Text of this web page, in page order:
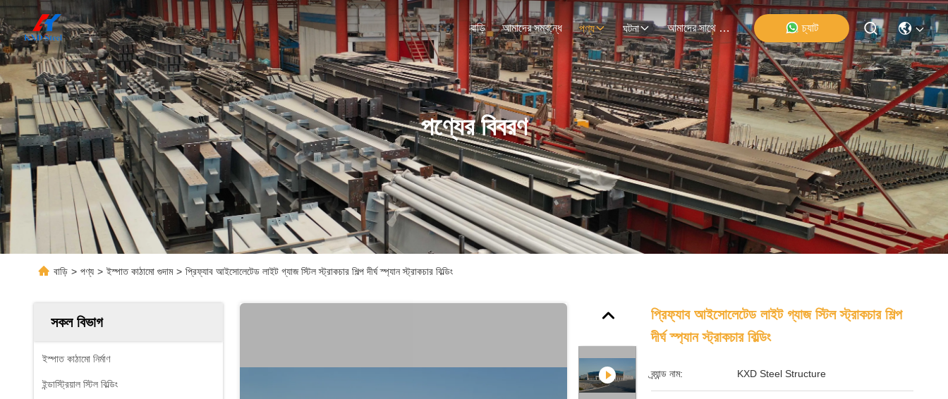
বাড়ি আমাদের সম্বন্ধে পণ্য ঘটনা আমাদের সাথে যোগাযোগ চ্যাট
পণ্যের বিবরণ
বাড়ি > পণ্য > ইস্পাত কাঠামো গুদাম > প্রিফ্যাব আইসোলেটেড লাইট গ্যাজ স্টিল স্ট্রাকচার শিল্প দীর্ঘ স্প্যান স্ট্রাকচার বিল্ডিং
সকল বিভাগ
ইস্পাত কাঠামো নির্মাণ
ইন্ডাস্ট্রিয়াল স্টিল বিল্ডিং
প্রিফ্যাব আইসোলেটেড লাইট গ্যাজ স্টিল স্ট্রাকচার শিল্প
দীর্ঘ স্প্যান স্ট্রাকচার বিল্ডিং
ব্র্যান্ড নাম: KXD Steel Structure